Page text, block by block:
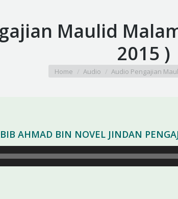
Maulid
2015 )
You are here:
Home Audio Audio Pengajian
AHMAD BIN NOVEL JINDAN